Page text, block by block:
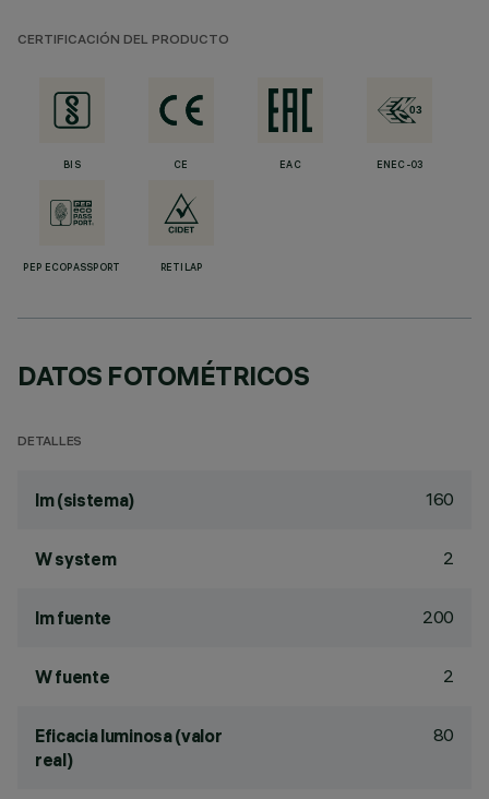
CERTIFICACIÓN DEL PRODUCTO
BIS CE EAC ENEC-03
PEP ECOPASSPORT RETILAP
DATOS FOTOMÉTRICOS
DETALLES
lm (sistema) 160
W system 2
lm fuente 200
W fuente 2
Eficacia luminosa (valor
real)
80